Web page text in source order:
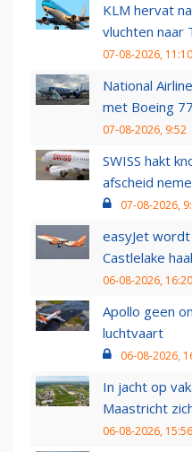
KLM hervat
vluchten naar
07-08-2026, 11:10
National
met Boeing
07-08-2026, 9:52
SWISS hakt
afscheid
07-08-2026,
easyJet
Castlelake
06-08-2026, 16:20
Apollo geen
luchtvaart
06-08-2026,
In jacht op
Maastricht
06-08-2026, 15:56